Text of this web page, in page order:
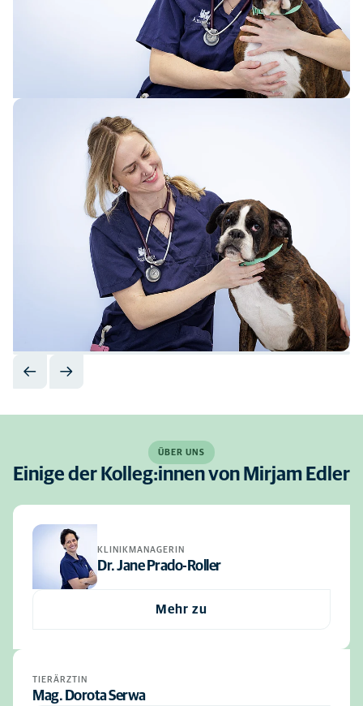
ÜBER UNS
Einige der Kolleg:innen von Mirjam Edler
KLINIKMANAGERIN
Dr. Jane Prado-Roller
Mehr zu
TIERÄRZTIN
Mag. Dorota Serwa